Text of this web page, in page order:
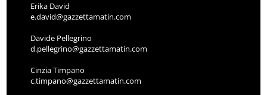
Erika David
e.david@gazzettamatin.com
Davide Pellegrino
d.pellegrino@gazzettamatin.com
Cinzia Timpano
c.timpano@gazzettamatin.com